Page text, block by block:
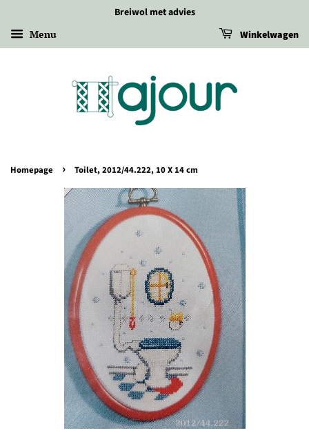
Breiwol met advies
Menu Winkelwagen
Homepage › Toilet, 2012/44.222, 10 X 14 cm